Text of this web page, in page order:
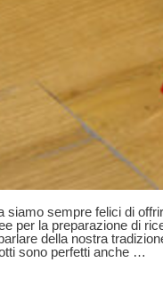
siamo sempre felici di
per la preparazione di
della nostra
sono perfetti anche …